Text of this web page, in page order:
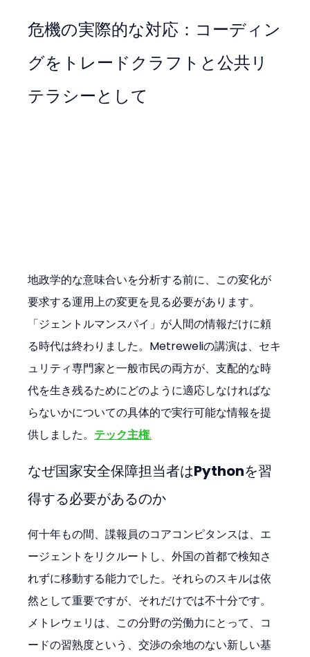
危機の実際的な対応：コーディン
グをトレードクラフトと公共リ
テラシーとして
地政学的な意味合いを分析する前に、この変化が
要求する運用上の変更を見る必要があります。
「ジェントルマンスパイ」が人間の情報だけに頼
る時代は終わりました。Metreweliの講演は、セキ
ュリティ専門家と一般市民の両方が、支配的な時
代を生き残るためにどのように適応しなければな
らないかについての具体的で実行可能な情報を提
供しました。 テック主権.
なぜ国家安全保障担当者はPythonを習
得する必要があるのか
何十年もの間、諜報員のコアコンピタンスは、エ
ージェントをリクルートし、外国の首都で検知さ
れずに移動する能力でした。それらのスキルは依
然として重要ですが、それだけでは不十分です。
メトレウェリは、この分野の労働力にとって、コ
ードの習熟度という、交渉の余地のない新しい基